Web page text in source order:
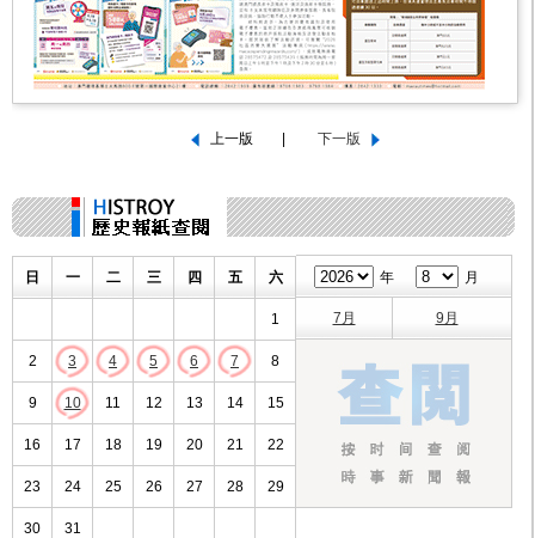
日 一 二 三 四 五 六
1
2 3 4 5 6 7 8
9 10 11 12 13 14 15
16 17 18 19 20 21 22
23 24 25 26 27 28 29
30 31
年 月
7月 9月